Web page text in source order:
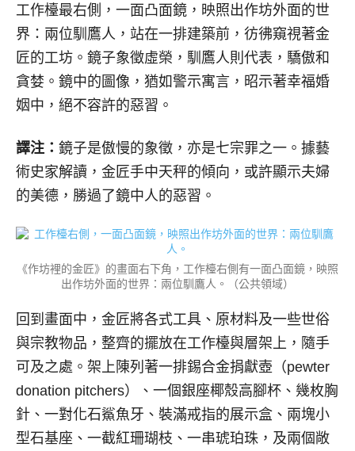
工作檯最右側，一面凸面鏡，映照出作坊外面的世
界：兩位馴鷹人，站在一排建築前，彷彿窺視著金
匠的工坊。鏡子象徵虛榮，馴鷹人則代表，驕傲和
貪婪。鏡中的圖像，猶如警示寓言，昭示著幸福婚
姻中，絕不容許的惡習。
譯注： 鏡子是傲慢的象徵，亦是七宗罪之一。據藝
術史家解讀，金匠手中天秤的傾向，或許顯示夫婦
的美德，勝過了鏡中人的惡習。
《作坊裡的金匠》的畫面右下角，工作檯右側有一面凸面鏡，映照
出作坊外面的世界：兩位馴鷹人。（公共領域）
回到畫面中，金匠將各式工具、原材料及一些世俗
與宗教物品，整齊的擺放在工作檯與層架上，隨手
可及之處。架上陳列著一排錫合金捐獻壺（pewter
donation pitchers）、一個銀座椰殼高腳杯、幾枚胸
針、一對化石鯊魚牙、裝滿戒指的展示盒、兩塊小
型石基座、一截紅珊瑚枝、一串琥珀珠，及兩個敞